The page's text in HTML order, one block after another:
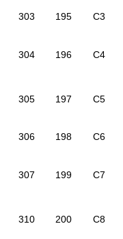
303 195 C3
304 196 C4
305 197 C5
306 198 C6
307 199 C7
310 200 C8